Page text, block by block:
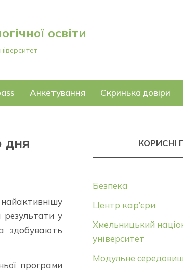
освіти
Анкетування Скринька довіри
дня
результати у
здобувають
програми
КОРИСНІ
Безпека
Центр кар’єри
Хмельницький
університет
Модульне